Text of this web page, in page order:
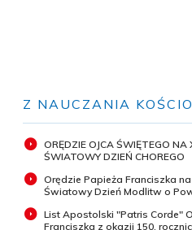
Z NAUCZANIA
ORĘDZIE OJCA ŚWIĘTEGO NA
ŚWIATOWY DZIEŃ CHOREGO
Orędzie Papieża Franciszka na
Światowy Dzień Modlitw o
List Apostolski "Patris Corde"
Franciszka z okazji 150.